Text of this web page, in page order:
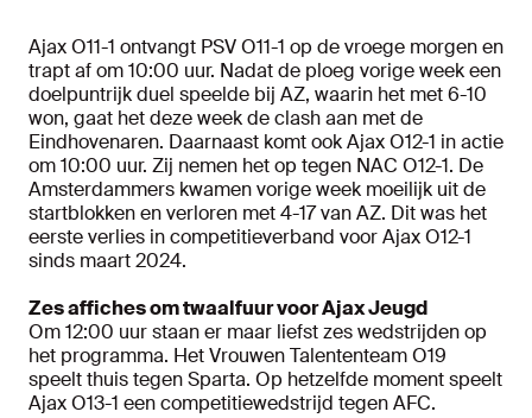
Ajax O11-1 ontvangt PSV O11-1 op de vroege morgen en
trapt af om 10:00 uur. Nadat de ploeg vorige week een
doelpuntrijk duel speelde bij AZ, waarin het met 6-10
won, gaat het deze week de clash aan met de
Eindhovenaren. Daarnaast komt ook Ajax O12-1 in actie
om 10:00 uur. Zij nemen het op tegen NAC O12-1. De
Amsterdammers kwamen vorige week moeilijk uit de
startblokken en verloren met 4-17 van AZ. Dit was het
eerste verlies in competitieverband voor Ajax O12-1
sinds maart 2024.
Zes affiches om twaalfuur voor Ajax Jeugd
Om 12:00 uur staan er maar liefst zes wedstrijden op
het programma. Het Vrouwen Talententeam O19
speelt thuis tegen Sparta. Op hetzelfde moment speelt
Ajax O13-1 een competitiewedstrijd tegen AFC.